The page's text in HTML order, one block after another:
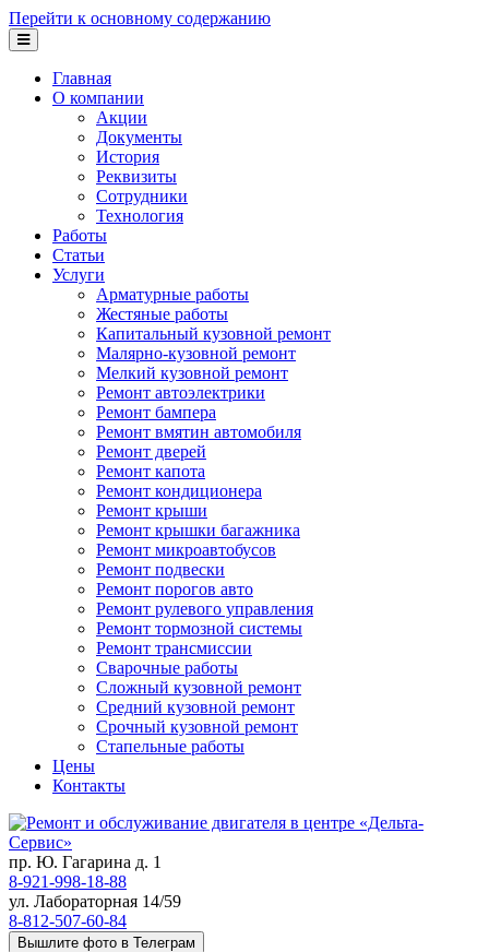
Перейти к основному содержанию
Главная
О компании
Акции
Документы
История
Реквизиты
Сотрудники
Технология
Работы
Статьи
Услуги
Арматурные работы
Жестяные работы
Капитальный кузовной ремонт
Малярно-кузовной ремонт
Мелкий кузовной ремонт
Ремонт автоэлектрики
Ремонт бампера
Ремонт вмятин автомобиля
Ремонт дверей
Ремонт капота
Ремонт кондиционера
Ремонт крыши
Ремонт крышки багажника
Ремонт микроавтобусов
Ремонт подвески
Ремонт порогов авто
Ремонт рулевого управления
Ремонт тормозной системы
Ремонт трансмиссии
Сварочные работы
Сложный кузовной ремонт
Средний кузовной ремонт
Срочный кузовной ремонт
Стапельные работы
Цены
Контакты
пр. Ю. Гагарина д. 1
8-921-998-18-88
ул. Лабораторная 14/59
8-812-507-60-84
Вышлите фото в Телеграм